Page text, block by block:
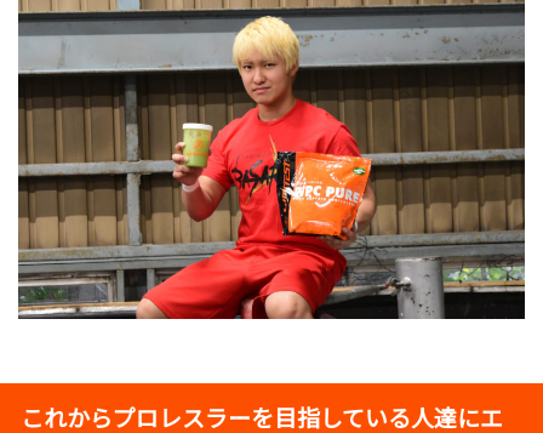
これからプロレスラーを目指している人達にエ